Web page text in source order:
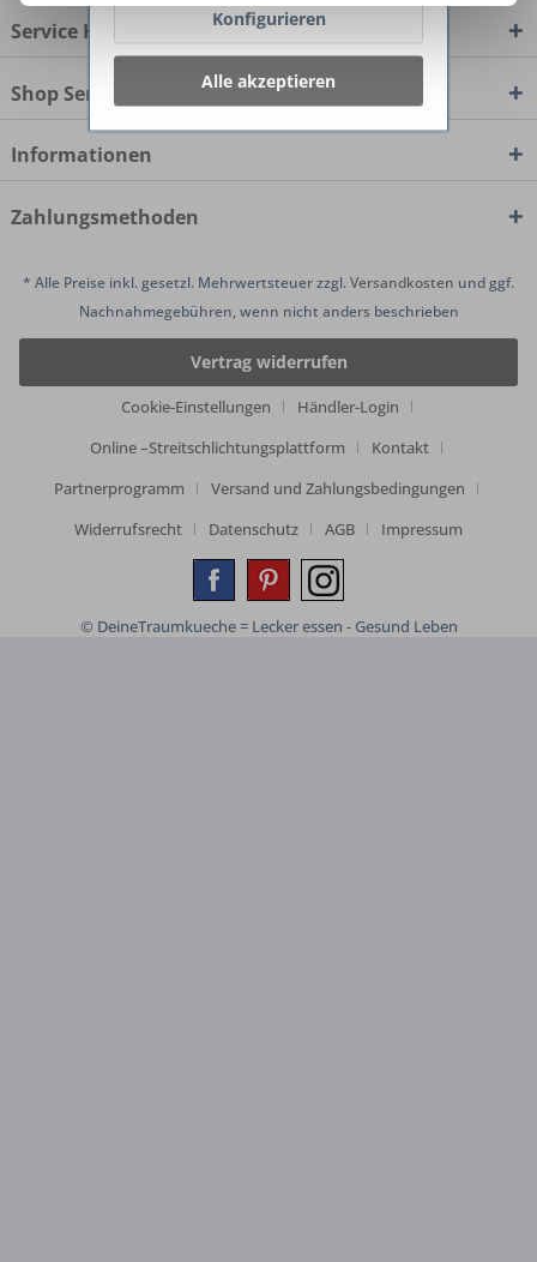
Service Hotline
Shop Service
Informationen
Zahlungsmethoden
* Alle Preise inkl. gesetzl. Mehrwertsteuer zzgl.Versandkosten und ggf.
Nachnahmegebühren, wenn nicht anders beschrieben
Vertrag widerrufen
Cookie-Einstellungen
Händler-Login
Online –Streitschlichtungsplattform
Kontakt
Partnerprogramm
Versand und Zahlungsbedingungen
Widerrufsrecht
Datenschutz AGB Impressum
© DeineTraumkueche = Lecker essen - Gesund Leben
Konfigurieren
Alle akzeptieren